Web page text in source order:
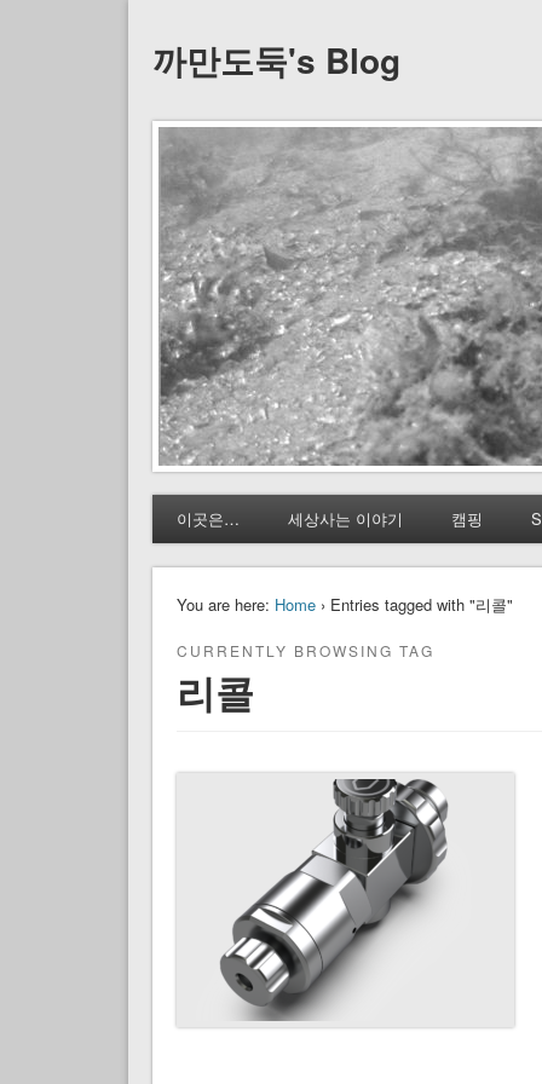
까만도둑's Blog
이곳은… 세상사는 이야기 캠핑
You are here: Home› Entries tagged with "리콜"
CURRENTLY BROWSING TAG
리콜